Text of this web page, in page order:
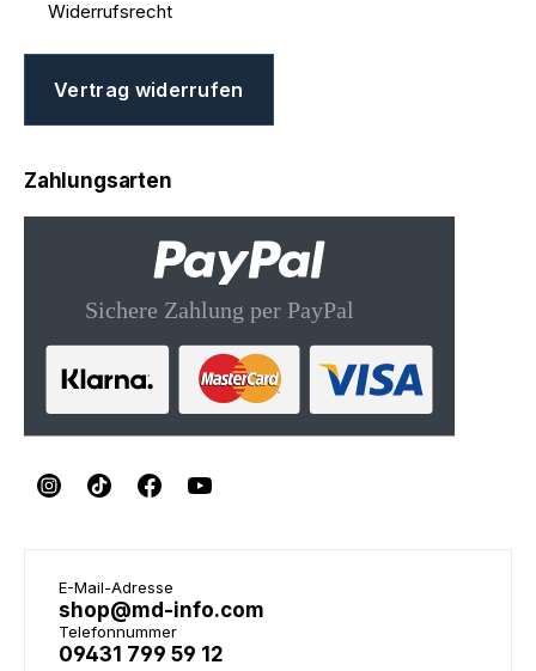
Widerrufsrecht
Vertrag widerrufen
Zahlungsarten
E-Mail-Adresse
shop@md-info.com
Telefonnummer
09431 799 59 12